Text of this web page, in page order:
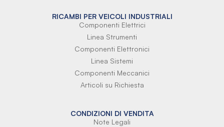
RICAMBI PER VEICOLI INDUSTRIALI
Componenti Elettrici
Linea Strumenti
Componenti Elettronici
Linea Sistemi
Componenti Meccanici
Articoli su Richiesta
CONDIZIONI DI VENDITA
Note Legali